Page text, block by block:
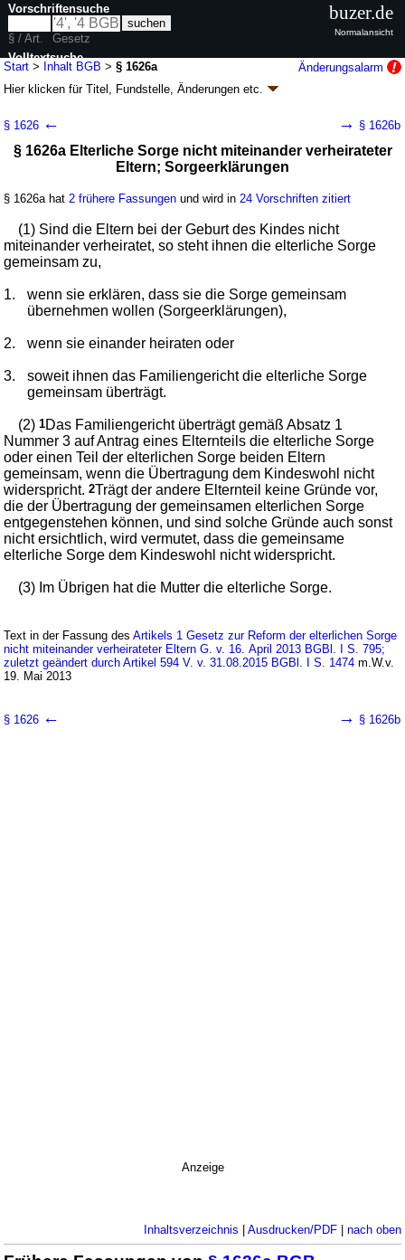
Start > Inhalt BGB >§ 1626a
Änderungsalarm
Hier klicken fürTitel, Fundstelle, Änderungen etc.
geändert durchArtikel 6G. v. 23.07.2026BGBl. 2026 I Nr. 226
Geltung ab 01.01.1964; FNA: 400-2Bürgerliches Gesetzbuch,
180 weitere Fassungen | wird in 2387 Vorschriften zitiert
Buch 4 Familienrecht
Abschnitt 2 Verwandtschaft
Titel 5 Elterliche Sorge
§ 1626 ← → § 1626b
§ 1626a Elterliche Sorge nicht miteinander verheirateter
Eltern; Sorgeerklärungen
§ 1626a hat 2 frühere Fassungen und wird in 24 Vorschriften zitiert
(1) Sind die Eltern bei der Geburt des Kindes nicht
miteinander verheiratet, so steht ihnen die elterliche Sorge
gemeinsam zu,
1.
wenn sie erklären, dass sie die Sorge gemeinsam
übernehmen wollen (Sorgeerklärungen),
2. wenn sie einander heiraten oder
3.
soweit ihnen das Familiengericht die elterliche Sorge
gemeinsam überträgt.
(2)1Das Familiengericht überträgt gemäß Absatz 1
Nummer 3 auf Antrag eines Elternteils die elterliche Sorge
oder einen Teil der elterlichen Sorge beiden Eltern
gemeinsam, wenn die Übertragung dem Kindeswohl nicht
widerspricht.2Trägt der andere Elternteil keine Gründe vor,
die der Übertragung der gemeinsamen elterlichen Sorge
entgegenstehen können, und sind solche Gründe auch sonst
nicht ersichtlich, wird vermutet, dass die gemeinsame
elterliche Sorge dem Kindeswohl nicht widerspricht.
(3) Im Übrigen hat die Mutter die elterliche Sorge.
Text in der Fassung desArtikels 1 Gesetz zur Reform der elterlichen Sorge
nicht miteinander verheirateter Eltern G. v. 16. April 2013 BGBl. I S. 795;
zuletzt geändert durch Artikel 594 V. v. 31.08.2015 BGBl. I S. 1474 m.W.v.
19. Mai 2013
§ 1626 ← → § 1626b
Anzeige
Inhaltsverzeichnis | Ausdrucken/PDF| nach oben
Vorschriftensuche
§ / Art.
Gesetz
Volltextsuche
nur in BGB
buzer.de
Normalansicht